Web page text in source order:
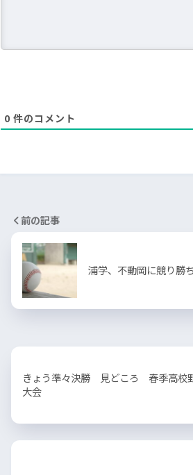
0 件のコメント
前の記事
浦学、不動岡に競り
きょう準々決勝 見どころ 春季高校
大会